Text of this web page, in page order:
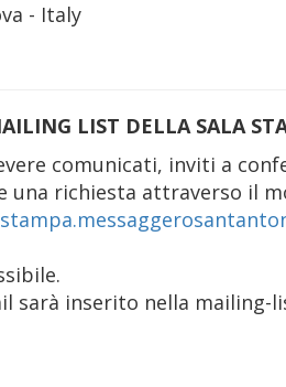
- Italy
LIST DELLA SALA
comunicati, inviti a
una richiesta attraverso il
sarà inserito nella mailing-